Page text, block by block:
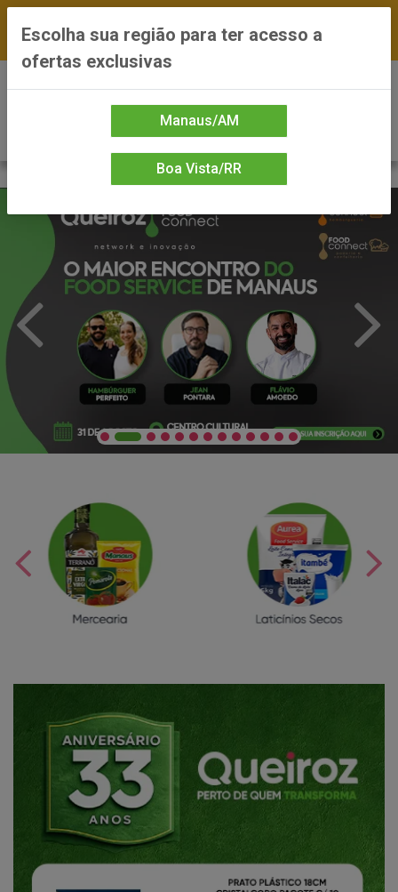
*Preços exclusivos do site — Entrega em até 24h
Escolha sua região para ter acesso a
ofertas exclusivas
Manaus/AM
Boa Vista/RR